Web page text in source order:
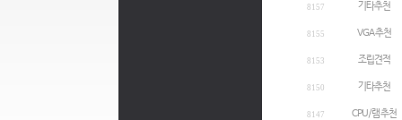
8157 기타추천
8155 VGA 추천
8153 조립견적
8150 기타추천
8147 CPU/램 추천